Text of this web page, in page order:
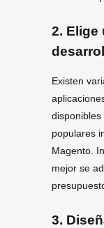
2. Elige
Existen
populares
Magento.
mejor se
3.